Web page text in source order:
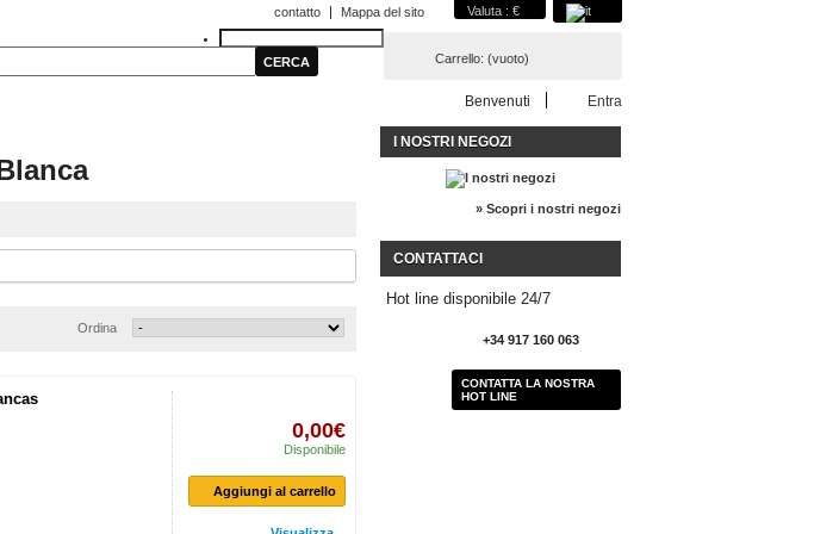
Valuta : €
contatto Mappa del sito
Carrello: (vuoto)
Benvenuti Entra
Ordina
0,00€
Disponibile
Aggiungi al carrello
I NOSTRI NEGOZI
» Scopri i nostri negozi
CONTATTACI
Hot line disponibile 24/7
+34 917 160 063
CONTATTA LA NOSTRA
HOT LINE